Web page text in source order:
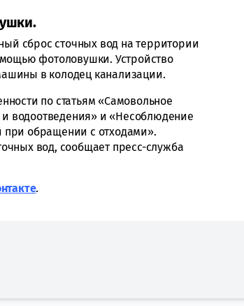
сброс сточных вод на территории
фотоловушки. Устройство
в колодец канализации.
по статьям «Самовольное
водоотведения» и «Несоблюдение
при обращении с отходами».
вод, сообщает пресс-служба
.